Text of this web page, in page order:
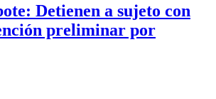
Detienen a sujeto con
preliminar por